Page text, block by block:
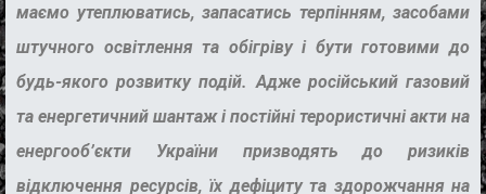
маємо утеплюватись, запасатись терпінням, засобами
штучного освітлення та обігріву і бути готовими до
будь-якого розвитку подій. Адже російський газовий
та енергетичний шантаж і постійні терористичні акти на
енергооб’єкти України призводять до ризиків
відключення ресурсів, їх дефіциту та здорожчання на